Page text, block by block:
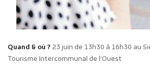
Quand & où ? 23 juin de 13h30 à 16h30 au
Tourisme Intercommunal de l’Ouest